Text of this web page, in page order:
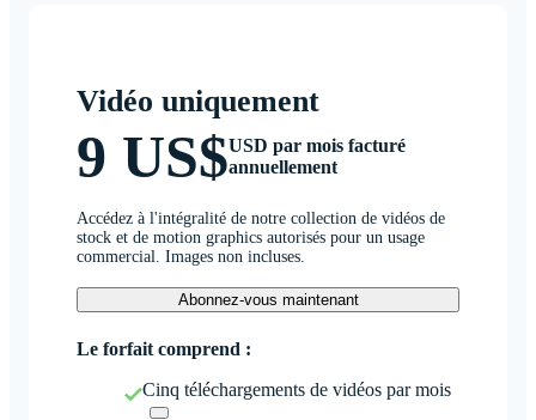
Vidéo uniquement
9 US$USD par mois facturé
annuellement
Accédez à l'intégralité de notre collection de vidéos de
stock et de motion graphics autorisés pour un usage
commercial. Images non incluses.
Abonnez-vous maintenant
Le forfait comprend :
Cinq téléchargements de vidéos par mois